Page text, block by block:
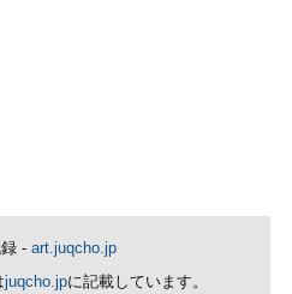
録 -art.juqcho.jp
juqcho.jpに記載しています。